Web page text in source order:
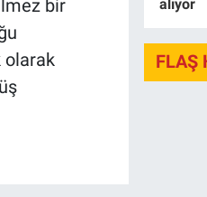
bir
olarak
alıyor
FLAŞ